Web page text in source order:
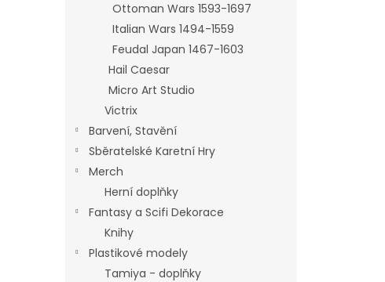
Ottoman Wars 1593-1697
Italian Wars 1494-1559
Feudal Japan 1467-1603
Hail Caesar
Micro Art Studio
Victrix
Barvení, Stavění
Sběratelské Karetní Hry
Merch
Herní doplňky
Fantasy a Scifi Dekorace
Knihy
Plastikové modely
Tamiya - doplňky